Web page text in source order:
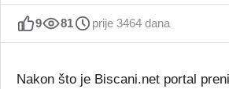
n
9 81 prije 3464 dana
Nakon što je Biscani.net portal